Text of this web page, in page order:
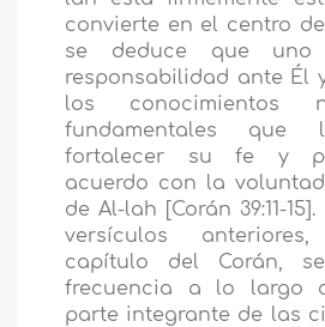
convierte en el centro
se deduce que uno
responsabilidad ante Él
los conocimientos
fundamentales que
fortalecer su fe y
acuerdo con la
de Al-lah [Corán 39:11-
versículos
capítulo del Corán,
frecuencia a lo largo
parte integrante de las